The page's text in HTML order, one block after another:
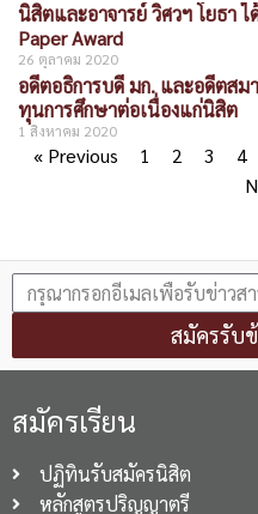
นิสิตและอาจารย์ วิศวฯ โยธา
Paper Award
26 ตุลาคม 2020
อดีตอธิการบดี มก. และอดีต
ทุนการศึกษาต่อเนื่องแก่นิสิต
1 สิงหาคม 2020
« Previous 1 2 3 4
สมัครรับ
สมัครเรียน
ปฏิทินรับสมัครนิสิต
หลักสูตรปริญญาตรี